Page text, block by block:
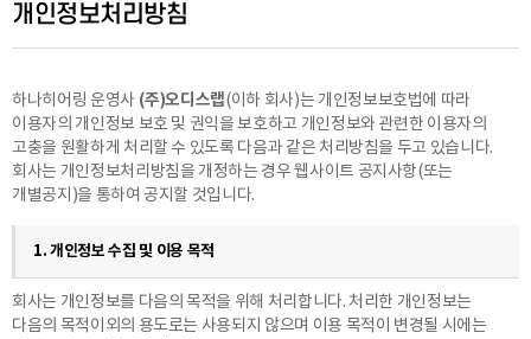
개인정보처리방침
하나히어링 운영사 (주)오디스랩(이하 회사)는 개인정보보호법에 따라
이용자의 개인정보 보호 및 권익을 보호하고 개인정보와 관련한 이용자의
고충을 원활하게 처리할 수 있도록 다음과 같은 처리방침을 두고 있습니다.
회사는 개인정보처리방침을 개정하는 경우 웹사이트 공지사항(또는
개별공지)을 통하여 공지할 것입니다.
1. 개인정보 수집 및 이용 목적
회사는 개인정보를 다음의 목적을 위해 처리합니다. 처리한 개인정보는
다음의 목적이외의 용도로는 사용되지 않으며 이용 목적이 변경될 시에는